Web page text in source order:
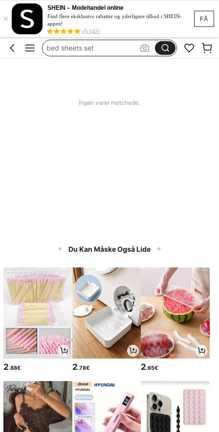
FÅ
×
SHEIN – Modehandel online
Find flere eksklusive rabatter og yderligere tilbud i SHEIN-
appen!
(5,142)
sengetøj
sengetøj 140x200
bed sheets set
Ingen varer matchede.
Du Kan Måske Også Lide
2.88€ 2.78€ 2.65€